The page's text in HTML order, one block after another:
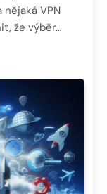
VPN
že výběr…